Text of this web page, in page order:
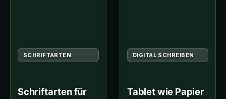
SCHRIFTARTEN
Schriftarten für
DIGITAL SCHREIBEN
Tablet wie Papier